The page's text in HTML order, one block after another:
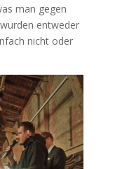
man gegen
entweder
nicht oder